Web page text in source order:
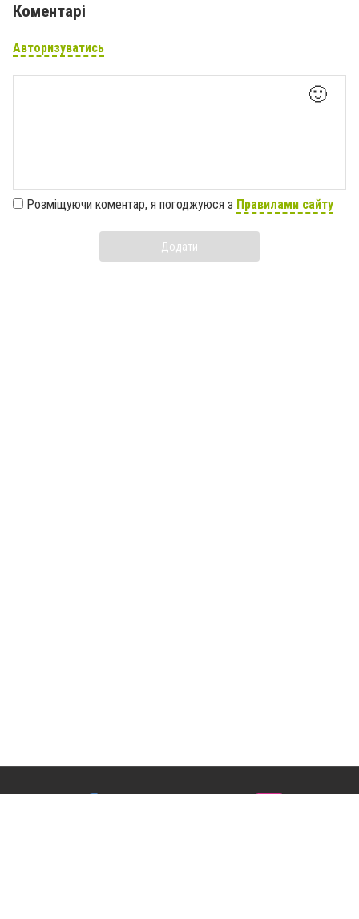
Коментарі
Авторизуватись
🙂
Розміщуючи коментар, я погоджуюся з Правилами сайту
Додати